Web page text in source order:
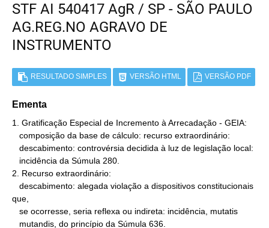
STF AI 540417 AgR / SP - SÃO PAULO
AG.REG.NO AGRAVO DE
INSTRUMENTO
RESULTADO SIMPLES VERSÃO HTML VERSÃO PDF
Ementa
1. Gratificação Especial de Incremento à Arrecadação - GEIA:
2. Recurso extraordinário:
que,
   mutandis, do princípio da Súmula 636.